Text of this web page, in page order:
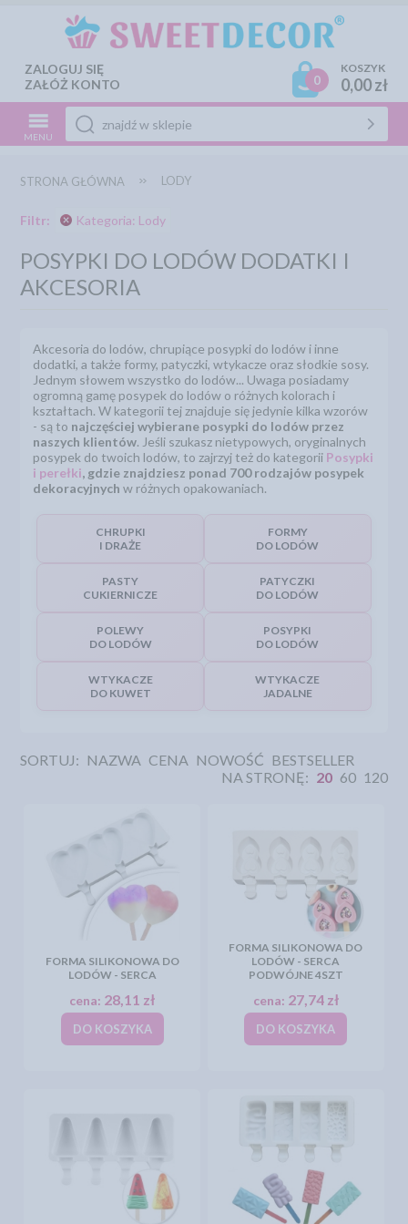
ZALOGUJ SIĘ
ZAŁÓŻ KONTO
0
KOSZYK
0,00 zł
MENU
STRONA GŁÓWNA LODY
Filtr: Kategoria: Lody
POSYPKI DO LODÓW DODATKI I
AKCESORIA
Akcesoria do lodów, chrupiące posypki do lodów i inne
dodatki, a także formy, patyczki, wtykacze oraz słodkie sosy.
Jednym słowem wszystko do lodów... Uwaga posiadamy
ogromną gamę posypek do lodów o różnych kolorach i
kształtach. W kategorii tej znajduje się jedynie kilka wzorów
- są to najczęściej wybierane posypki do lodów przez
naszych klientów. Jeśli szukasz nietypowych, oryginalnych
posypek do twoich lodów, to zajrzyj też do kategorii Posypki
i perełki, gdzie znajdziesz ponad 700 rodzajów posypek
dekoracyjnych w różnych opakowaniach.
CHRUPKI
I DRAŻE
FORMY
DO LODÓW
PASTY
CUKIERNICZE
PATYCZKI
DO LODÓW
POLEWY
DO LODÓW
POSYPKI
DO LODÓW
WTYKACZE
DO KUWET
WTYKACZE
JADALNE
SORTUJ: NAZWA CENA NOWOŚĆ BESTSELLER
NA STRONĘ: 20 60 120
FORMA SILIKONOWA DO
LODÓW - SERCA
cena: 28,11 zł
DO KOSZYKA
FORMA SILIKONOWA DO
LODÓW - SERCA
PODWÓJNE 4SZT
cena: 27,74 zł
DO KOSZYKA